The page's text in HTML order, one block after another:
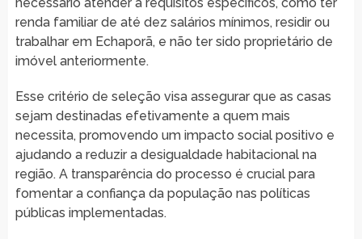
renda familiar de até dez salários mínimos, residir ou
trabalhar em Echaporã, e não ter sido proprietário de
imóvel anteriormente.
Esse critério de seleção visa assegurar que as casas
sejam destinadas efetivamente a quem mais
necessita, promovendo um impacto social positivo e
ajudando a reduzir a desigualdade habitacional na
região. A transparência do processo é crucial para
fomentar a confiança da população nas políticas
públicas implementadas.